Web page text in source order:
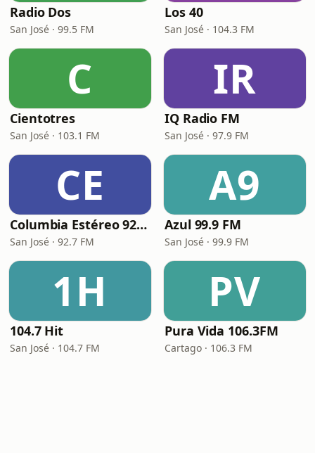
Radio Dos
San José · 99.5 FM
Los 40
San José · 104.3 FM
C
Cientotres
San José · 103.1 FM
IR
IQ Radio FM
San José · 97.9 FM
CE
Columbia Estéreo 92.7 FM
San José · 92.7 FM
A9
Azul 99.9 FM
San José · 99.9 FM
1H
104.7 Hit
San José · 104.7 FM
PV
Pura Vida 106.3FM
Cartago · 106.3 FM